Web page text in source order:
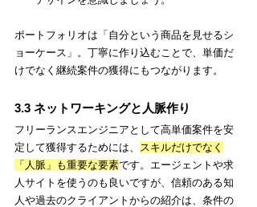
ポートフォリオは「自分という商品を見せるシ
ョーケース」。丁寧に作り込むことで、単価だ
けでなく継続案件の獲得にもつながります。
3.3 ネットワーキングと人脈作り
フリーランスエンジニアとして高単価案件を安
定して獲得するためには、 スキルだけでなく
「人脈」も重要な要素です。エージェントや求
人サイトを使うのも良いですが、信頼のある知
人や過去のクライアントからの紹介は、条件の